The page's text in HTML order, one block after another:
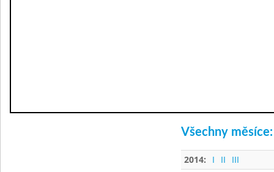
Všechny měsíce:
2014: I II
III